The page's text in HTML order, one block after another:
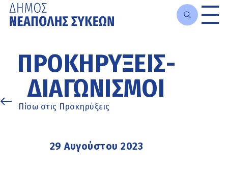
κυρίως
περιεχόμενο
ΠΡΟΚΗΡΎΞΕΙΣ-
ΔΙΑΓΩΝΙΣΜΟΊ
Πίσω στις Προκηρύξεις
29 Αυγούστου 2023